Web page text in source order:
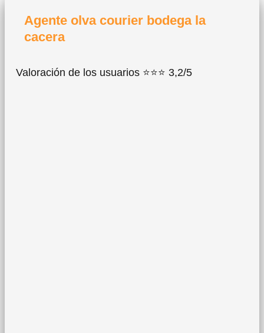
Agente olva courier bodega la
cacera
Valoración de los usuarios ⭐⭐⭐ 3,2/5